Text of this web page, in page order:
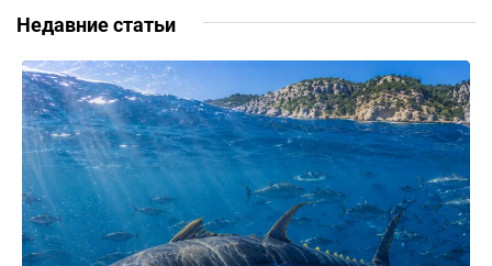
Недавние статьи